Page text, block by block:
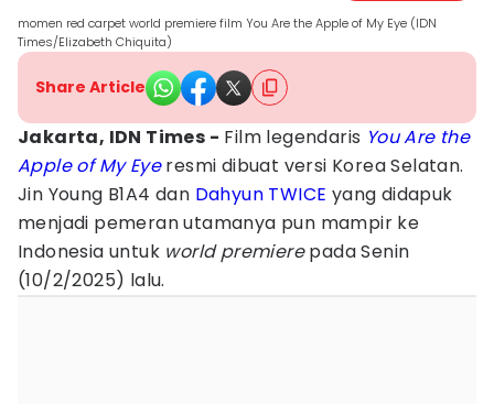
momen red carpet world premiere film You Are the Apple of My Eye (IDN
Times/Elizabeth Chiquita)
Share Article
Jakarta, IDN Times - Film legendaris You Are the
Apple of My Eye resmi dibuat versi Korea Selatan.
Jin Young B1A4 dan Dahyun TWICE yang didapuk
menjadi pemeran utamanya pun mampir ke
Indonesia untuk world premierepada Senin
(10/2/2025) lalu.